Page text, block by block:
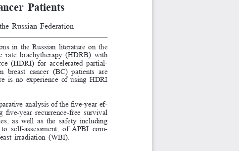
Patients
Russian Federation
in the Russian literature on the
rate  brachytherapy  (HDRB)  with
(HDRI)  for  accelerated  partial-
breast  cancer  (BC)  patients  are
is no experience of using HDRI
analysis of the five-year ef-
five-year recurrence-free survival
as  well  as  the  safety  including
self-assessment,  of  APBI  com-
irradiation (WBI).